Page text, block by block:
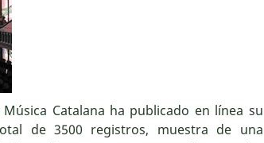
Catalana ha publicado en línea su
de 3500 registros, muestra de una